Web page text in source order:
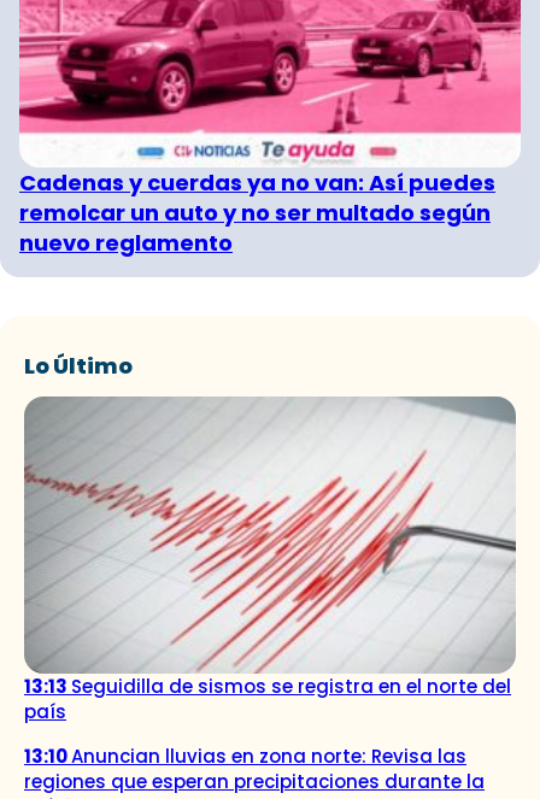
Cadenas y cuerdas ya no van: Así puedes
remolcar un auto y no ser multado según
nuevo reglamento
Lo Último
13:13 Seguidilla de sismos se registra en el norte del
país
13:10Anuncian lluvias en zona norte: Revisa las
regiones que esperan precipitaciones durante la